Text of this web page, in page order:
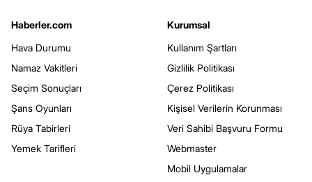
Haberler.com
Hava Durumu
Namaz Vakitleri
Seçim Sonuçları
Şans Oyunları
Rüya Tabirleri
Yemek Tarifleri
Kurumsal
Kullanım Şartları
Gizlilik Politikası
Çerez Politikası
Kişisel Verilerin Korunması
Veri Sahibi Başvuru Formu
Webmaster
Mobil Uygulamalar